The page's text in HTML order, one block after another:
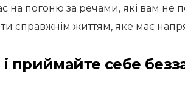
на погоню за речами, які вам не
справжнім життям, яке має
і приймайте себе